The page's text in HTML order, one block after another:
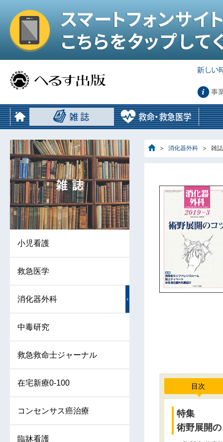
事
消化器外科 雑
目次
特集
術野展開
小児看護
救急医学
消化器外科
中毒研究
救急救命士ジャーナル
在宅新療0-100
コンセンサス癌治療
臨牀看護